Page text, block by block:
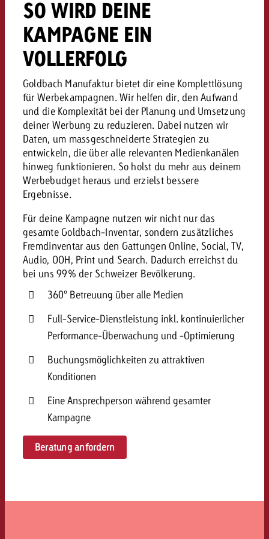
Offerte anfordern
Du kennst die Eckpunkte
Kampagne und willst wissen,
kostet.
Offerte anfordern
kostet.
Offerte anfordern
SO WIRD DEINE
KAMPAGNE EIN
VOLLERFOLG
Goldbach Manufaktur bietet dir eine Komplettlösung
für Werbekampagnen. Wir helfen dir, den Aufwand
und die Komplexität bei der Planung und Umsetzung
deiner Werbung zu reduzieren. Dabei nutzen wir
Daten, um massgeschneiderte Strategien zu
entwickeln, die über alle relevanten Medienkanälen
hinweg funktionieren. So holst du mehr aus deinem
Werbebudget heraus und erzielst bessere
Ergebnisse.
Für deine Kampagne nutzen wir nicht nur das
gesamte Goldbach-Inventar, sondern zusätzliches
Fremdinventar aus den Gattungen Online, Social, TV,
Audio, OOH, Print und Search. Dadurch erreichst du
bei uns 99% der Schweizer Bevölkerung.
360° Betreuung über alle Medien
Full-Service-Dienstleistung inkl. kontinuierlicher
Performance-Überwachung und -Optimierung
Buchungsmöglichkeiten zu attraktiven
Konditionen
Eine Ansprechperson während gesamter
Kampagne
Beratung anfordern